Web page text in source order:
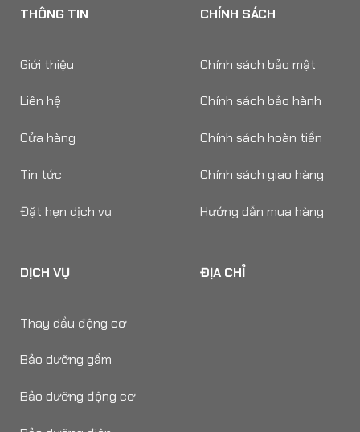
THÔNG TIN
Giới thiệu
Liên hệ
Cửa hàng
Tin tức
Đặt hẹn dịch vụ
CHÍNH SÁCH
Chính sách bảo mật
Chính sách bảo hành
Chính sách hoàn tiền
Chính sách giao hàng
Hướng dẫn mua hàng
DỊCH VỤ
Thay dầu động cơ
Bảo dưỡng gầm
Bảo dưỡng động cơ
ĐỊA CHỈ